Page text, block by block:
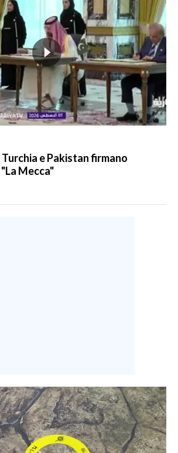
e Pakistan firmano
Mecca"